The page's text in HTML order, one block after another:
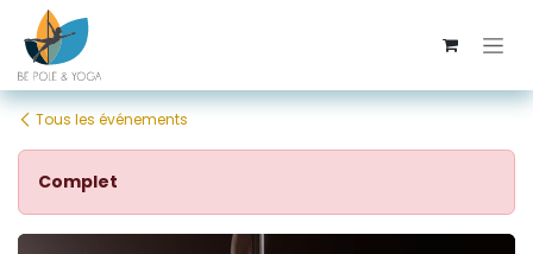
Se rendre au contenu
Tous les événements
Complet